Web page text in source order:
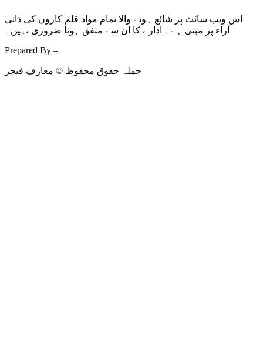
اس ویب سائٹ پر شائع ہونے والا تمام مواد قلم کاروں کی ذاتی
آراء پر مبنی ہے۔ ادارے کا ان سے متفق ہونا ضروری نہیں۔
Prepared By –
جملہ حقوق محفوظ © معارف فیچر